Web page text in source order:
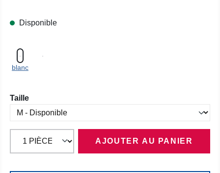
Disponible
blanc
Sélectionnez
Taille
AJOUTER AU PANIER